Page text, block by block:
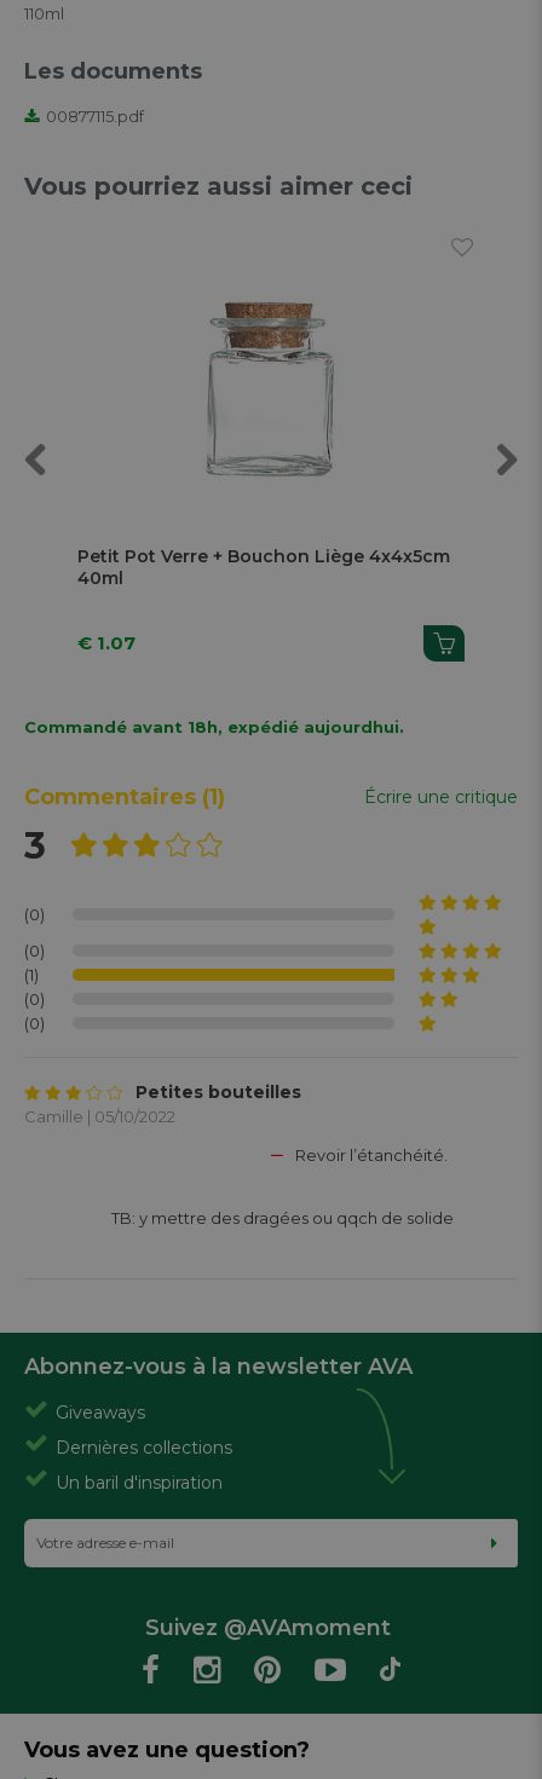
110ml
Les documents
00877115.pdf
Vous pourriez aussi aimer ceci
Petit Pot Verre + Bouchon Liège 4x4x5cm
40ml
€ 1.07
Commandé avant 18h, expédié aujourdhui.
Commentaires (1) Écrire une critique
3
(0)
(0)
(1)
(0)
(0)
Petites bouteilles
Camille | 05/10/2022
Revoir l’étanchéité.
Abonnez-vous à la newsletter AVA
Giveaways
Dernières collections
Un baril d'inspiration
Suivez @AVAmoment
Vous avez une question?